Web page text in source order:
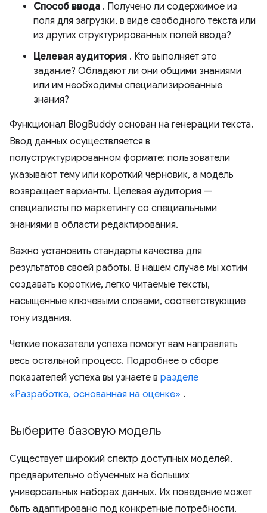
Способ ввода . Получено ли содержимое из
поля для загрузки, в виде свободного текста или
из других структурированных полей ввода?
Целевая аудитория . Кто выполняет это
задание? Обладают ли они общими знаниями
или им необходимы специализированные
знания?
Функционал BlogBuddy основан на генерации текста.
Ввод данных осуществляется в
полуструктурированном формате: пользователи
указывают тему или короткий черновик, а модель
возвращает варианты. Целевая аудитория —
специалисты по маркетингу со специальными
знаниями в области редактирования.
Важно установить стандарты качества для
результатов своей работы. В нашем случае мы хотим
создавать короткие, легко читаемые тексты,
насыщенные ключевыми словами, соответствующие
тону издания.
Четкие показатели успеха помогут вам направлять
весь остальной процесс. Подробнее о сборе
показателей успеха вы узнаете в разделе
«Разработка, основанная на оценке» .
Выберите базовую модель
Существует широкий спектр доступных моделей,
предварительно обученных на больших
универсальных наборах данных. Их поведение может
быть адаптировано под конкретные потребности.